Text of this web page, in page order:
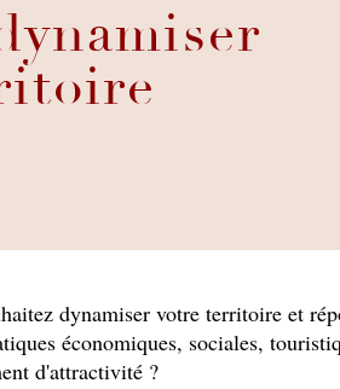
dynamiser votre territoire et
économiques, sociales,
d'attractivité ?